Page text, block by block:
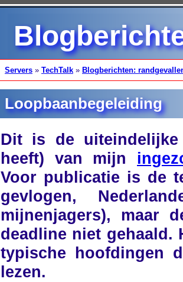
Servers » TechTalk » Blogberichten:
Loopbaanbegeleiding
Dit is de uiteindelijke
heeft) van mijn
Voor publicatie is de
gevlogen,
mijnenjagers), maar
deadline niet gehaald.
typische hoofdingen
lezen.